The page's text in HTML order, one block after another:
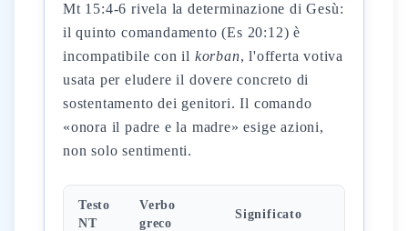
Mt 15:4-6 rivela la determinazione di Gesù:
il quinto comandamento (Es 20:12) è
incompatibile con il korban, l'offerta votiva
usata per eludere il dovere concreto di
sostentamento dei genitori. Il comando
«onora il padre e la madre» esige azioni,
non solo sentimenti.
Testo
NT
Verbo
greco
Significato